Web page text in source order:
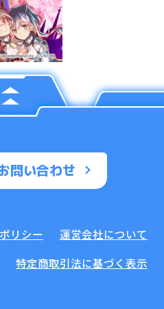
ALICEへ_
問い合わせ
リシー
運営会社について
特定商取引法に基づく表示